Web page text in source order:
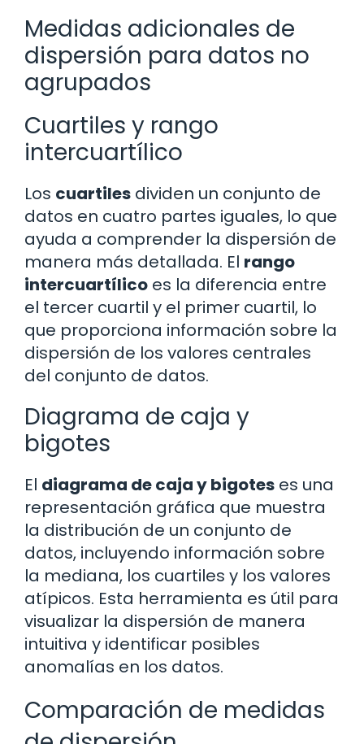
Medidas adicionales de
dispersión para datos no
agrupados
Cuartiles y rango
intercuartílico
Los cuartiles dividen un conjunto de
datos en cuatro partes iguales, lo que
ayuda a comprender la dispersión de
manera más detallada. El rango
intercuartílico es la diferencia entre
el tercer cuartil y el primer cuartil, lo
que proporciona información sobre la
dispersión de los valores centrales
del conjunto de datos.
Diagrama de caja y
bigotes
El diagrama de caja y bigotes es una
representación gráfica que muestra
la distribución de un conjunto de
datos, incluyendo información sobre
la mediana, los cuartiles y los valores
atípicos. Esta herramienta es útil para
visualizar la dispersión de manera
intuitiva y identificar posibles
anomalías en los datos.
Comparación de medidas